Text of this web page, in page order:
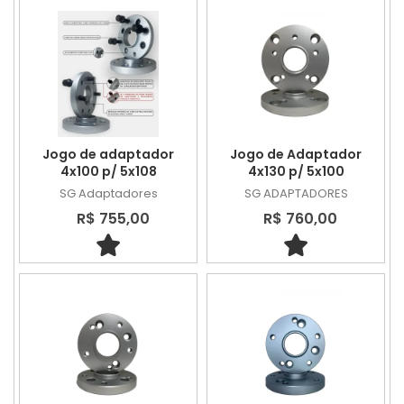
Jogo de adaptador
4x100 p/ 5x108
SG Adaptadores
R$ 755,00
Jogo de Adaptador
4x130 p/ 5x100
SG ADAPTADORES
R$ 760,00